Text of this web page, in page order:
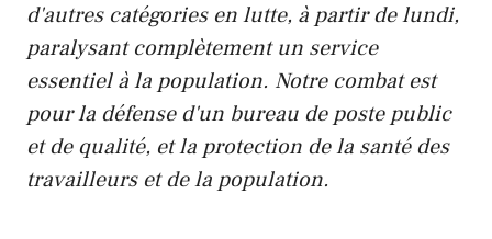
d'autres catégories en lutte, à partir de lundi,
paralysant complètement un service
essentiel à la population. Notre combat est
pour la défense d'un bureau de poste public
et de qualité, et la protection de la santé des
travailleurs et de la population.